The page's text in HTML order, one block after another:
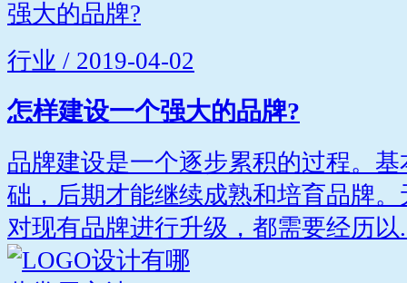
行业 / 2019-04-02
怎样建设一个强大的品牌?
品牌建设是一个逐步累积的过程。
础，后期才能继续成熟和培育品牌
对现有品牌进行升级，都需要经历以